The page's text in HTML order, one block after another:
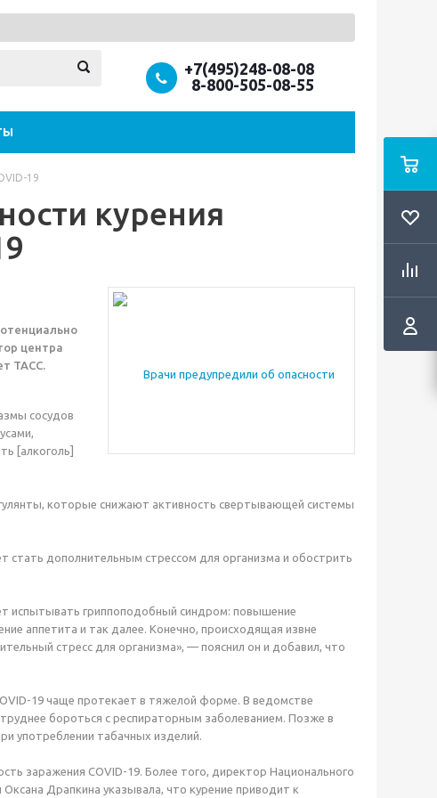
+7(495)248-08-08
8-800-505-08-55
19
курения
центра
ТАСС.
сосудов
[алкоголь]
которые снижают активность свертывающей системы
стать дополнительным стрессом для организма и обострить
испытывать гриппоподобный синдром: повышение
аппетита и так далее. Конечно, происходящая извне
стресс для организма», — пояснил он и добавил, что
19 чаще протекает в тяжелой форме. В ведомстве
бороться с респираторным заболеванием. Позже в
употреблении табачных изделий.
заражения COVID-19. Более того, директор Национального
Драпкина указывала, что курение приводит к